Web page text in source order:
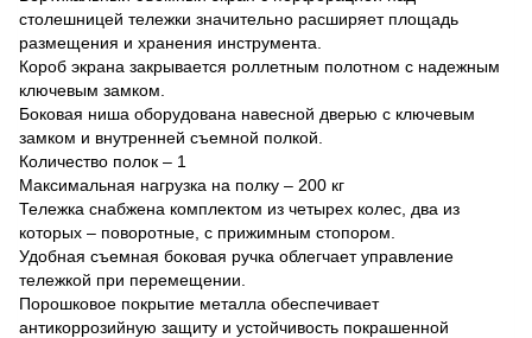
столешницей тележки значительно расширяет площадь
размещения и хранения инструмента.
Короб экрана закрывается роллетным полотном с надежным
ключевым замком.
Боковая ниша оборудована навесной дверью с ключевым
замком и внутренней съемной полкой.
Количество полок – 1
Максимальная нагрузка на полку – 200 кг
Тележка снабжена комплектом из четырех колес, два из
которых – поворотные, с прижимным стопором.
Удобная съемная боковая ручка облегчает управление
тележкой при перемещении.
Порошковое покрытие металла обеспечивает
антикоррозийную защиту и устойчивость покрашенной